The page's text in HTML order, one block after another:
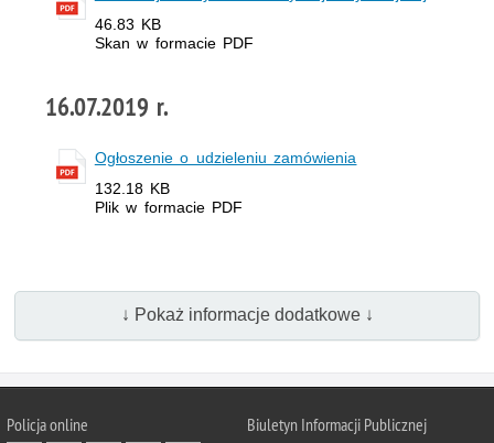
46.83 KB
Skan w formacie PDF
16.07.2019 r.
Ogłoszenie o udzieleniu zamówienia
132.18 KB
Plik w formacie PDF
↓ Pokaż informacje dodatkowe ↓
Policja online Biuletyn Informacji Publicznej